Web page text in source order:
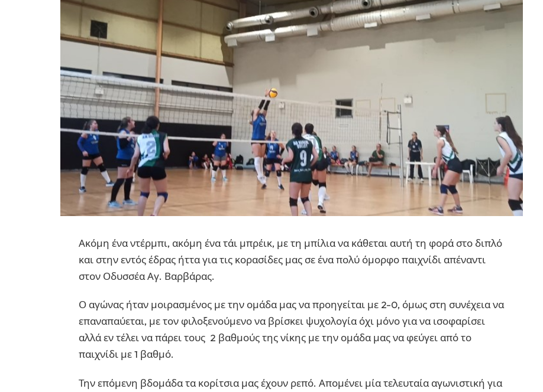
Ακόμη ένα ντέρμπι, ακόμη ένα τάι μπρέικ, με τη μπίλια να κάθεται αυτή τη φορά στο διπλό
και στην εντός έδρας ήττα για τις κορασίδες μας σε ένα πολύ όμορφο παιχνίδι απέναντι
στον Οδυσσέα Αγ. Βαρβάρας.
Ο αγώνας ήταν μοιρασμένος με την ομάδα μας να προηγείται με 2-0, όμως στη συνέχεια να
επαναπαύεται, με τον φιλοξενούμενο να βρίσκει ψυχολογία όχι μόνο για να ισοφαρίσει
αλλά εν τέλει να πάρει τους 2 βαθμούς της νίκης με την ομάδα μας να φεύγει από το
παιχνίδι με 1 βαθμό.
Την επόμενη βδομάδα τα κορίτσια μας έχουν ρεπό. Απομένει μία τελευταία αγωνιστική για